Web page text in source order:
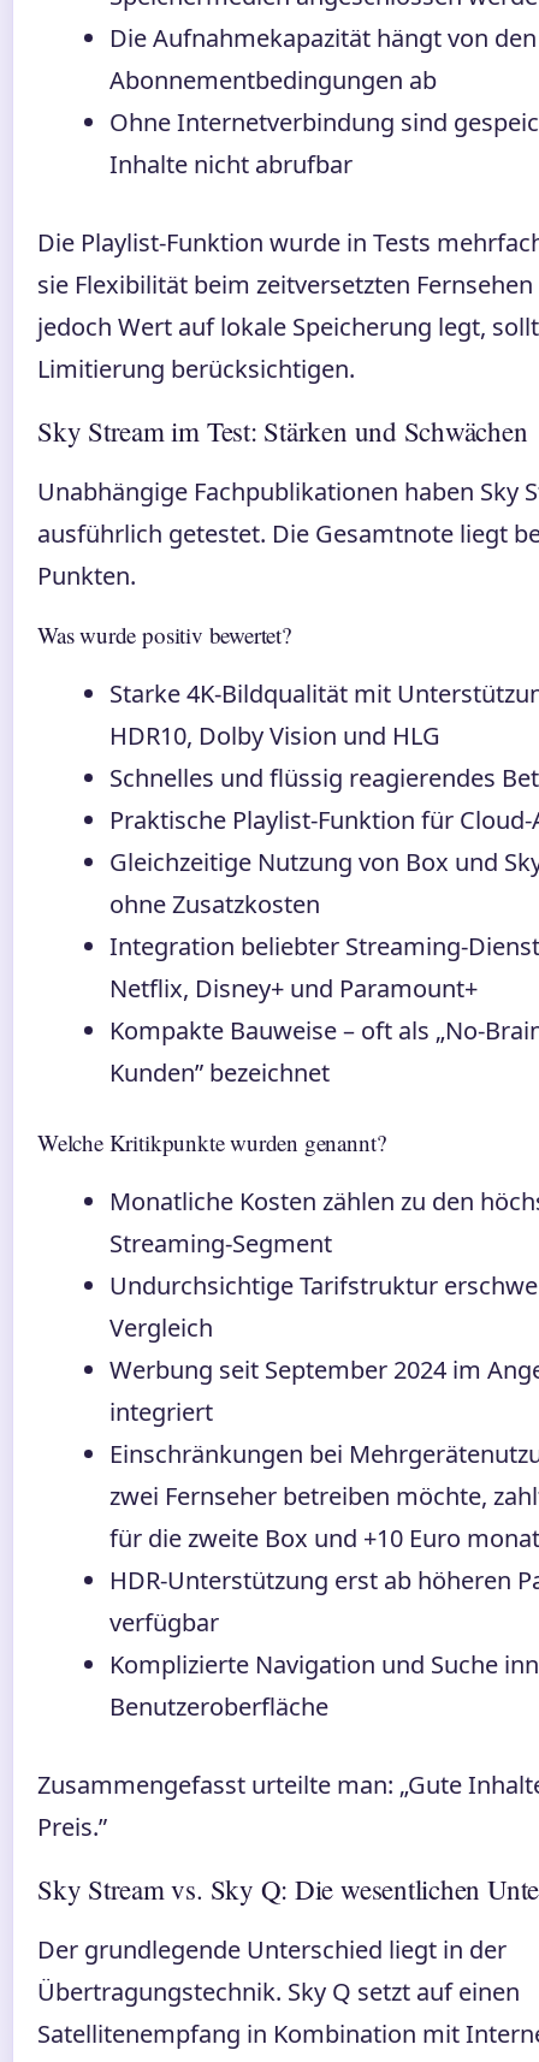
Die Aufnahmekapazität hängt von
Abonnementbedingungen ab
Ohne Internetverbindung sind
Inhalte nicht abrufbar
Die Playlist-Funktion wurde in Tests
sie Flexibilität beim zeitversetzten
jedoch Wert auf lokale Speicherung legt,
Limitierung berücksichtigen.
Sky Stream im Test: Stärken und Schwächen
Unabhängige Fachpublikationen haben Sky
ausführlich getestet. Die Gesamtnote liegt
Punkten.
Was wurde positiv bewertet?
Starke 4K-Bildqualität mit
HDR10, Dolby Vision und HLG
Schnelles und flüssig reagierendes
Praktische Playlist-Funktion für
Gleichzeitige Nutzung von Box und
ohne Zusatzkosten
Integration beliebter Streaming-
Netflix, Disney+ und Paramount+
Kompakte Bauweise – oft als „No-
Kunden” bezeichnet
Welche Kritikpunkte wurden genannt?
Monatliche Kosten zählen zu den
Streaming-Segment
Undurchsichtige Tarifstruktur
Vergleich
Werbung seit September 2024 im
integriert
Einschränkungen bei
zwei Fernseher betreiben möchte,
für die zweite Box und +10 Euro
HDR-Unterstützung erst ab höheren
verfügbar
Komplizierte Navigation und Suche
Benutzeroberfläche
Zusammengefasst urteilte man: „Gute
Preis.”
Sky Stream vs. Sky Q: Die wesentlichen
Der grundlegende Unterschied liegt in der
Übertragungstechnik. Sky Q setzt auf einen
Satellitenempfang in Kombination mit